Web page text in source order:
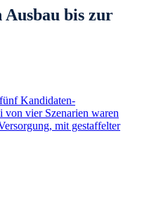
Ausbau bis zur
Kandidaten-
von vier Szenarien waren
mit gestaffelter